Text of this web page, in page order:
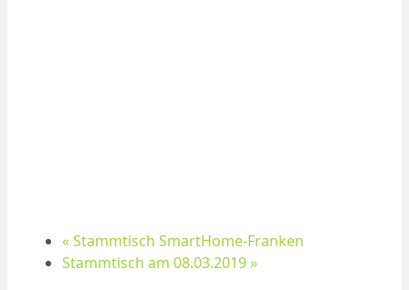
«Stammtisch SmartHome-Franken
Stammtisch am 08.03.2019»